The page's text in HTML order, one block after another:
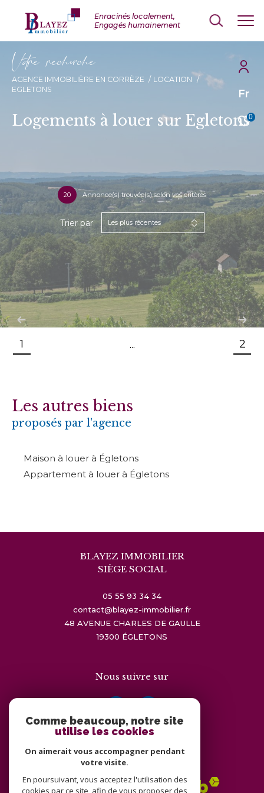
Fr
0
Vore recece
AGENCE IMMOBILIÈRE EN CORRÈZE
LOCATION
EGLETONS
Logements à louer sur Egletons
20 Annonce(s) trouvée(s) selon vos critères
Trier par Les plus récentes
1 ... 2
Les autres biens
proposés par l'agence
Maison à louer à Égletons
Appartement à louer à Égletons
BLAYEZ IMMOBILIER
SIÈGE SOCIAL
05 55 93 34 34
contact@blayez-immobilier.fr
48 AVENUE CHARLES DE GAULLE
19300
ÉGLETONS
Nous suivre sur
Adhérents
Comme beaucoup, notre site
utilise les cookies
On aimerait vous accompagner pendant
votre visite.
En poursuivant, vous acceptez l'utilisation des
cookies par ce site, afin de vous proposer des